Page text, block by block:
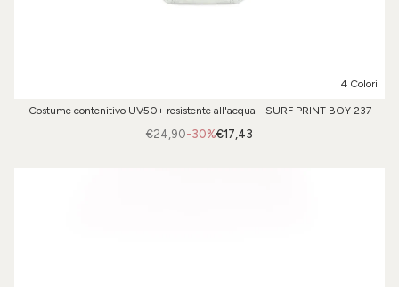
4 Colori
Costume contenitivo UV50+ resistente all'acqua - SURF PRINT BOY 237
-30%
€24,90 €17,43